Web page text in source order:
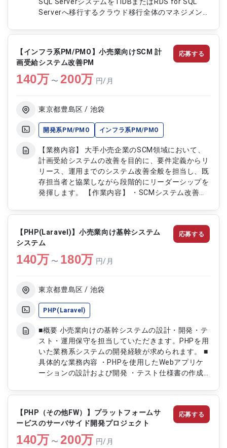
Serverへ移行するクラウド移行全体のマネジメント
のマネジメント ・クラウド移行計画の立案と実行
管理 ・TiDBまたはRDS for SQL ServerへのDB移行
作業の管理と進捗管理 ・関係各部署との調整とコ
ミュニケーション
【インフラ系PM/PMO】小売業向けSCM 計
画受給システム改善PM
140万 〜200万 円/月
東京都豊島区 / 池袋
開発系PM/PMO インフラ系PM/PMO
【業務内容】 大手小売企業のSCM領域において、
計画受給システムの改善を目的に、要件定義からリ
リース、運用までのシステム改善全般を担当し、既
存担当者と協業しながら段階的にリーダーシップを
発揮します。 【作業内容】 ・SCMシステム改善の
・運用体制の整備と改善 ・関係者との調整・折衝
応募する
【PHP(Laravel)】小売業向け基幹システム
システム
140万 〜 180万 円/月
東京都豊島区 / 池袋
PHP(Laravel)
■概要 小売業向けの基幹システムの設計・開発・テ
スト・運用保守を担当していただきます。PHPを用
いた業務系システムの開発経験が求められます。 ■
具体的な業務内容 ・PHPを使用したWebアプリケ
ーションの設計および開発 ・テスト仕様書の作成
ントとの要件調整および仕様作成 ・システムの改
応募する
【PHP（その他FW）】プラットフォームサ
ービスのサーバサイド開発プロジェクト
140万 〜200万 円/月
応募する